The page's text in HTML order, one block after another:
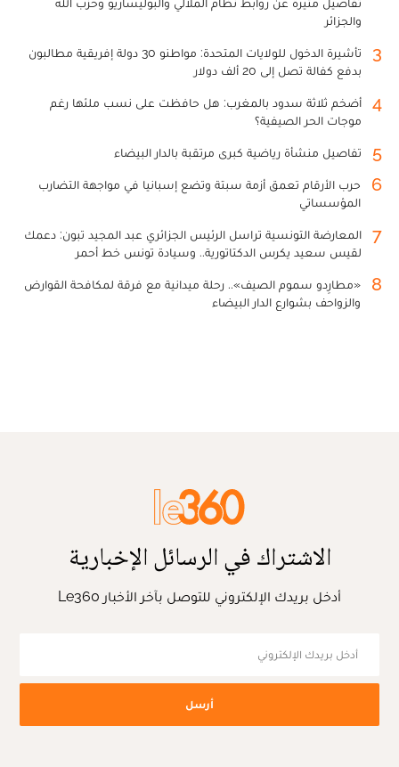
والجزائر
3
تأشيرة الدخول للولايات المتحدة: مواطنو 30 دولة إفريقية مطالبون
بدفع كفالة تصل إلى 20 ألف دولار
4
أضخم ثلاثة سدود بالمغرب: هل حافظت على نسب ملئها رغم
موجات الحر الصيفية؟
5 تفاصيل منشأة رياضية كبرى مرتقبة بالدار البيضاء
6
حرب الأرقام تعمق أزمة سبتة وتضع إسبانيا في مواجهة التضارب
المؤسساتي
7
المعارضة التونسية تراسل الرئيس الجزائري عبد المجيد تبون: دعمك
لقيس سعيد يكرس الدكتاتورية.. وسيادة تونس خط أحمر
8
«مطارِدو سموم الصيف».. رحلة ميدانية مع فرقة لمكافحة القوارض
والزواحف بشوارع الدار البيضاء
الاشتراك في الرسائل الإخبارية
أدخل بريدك الإلكتروني للتوصل بآخر الأخبار Le360
أرسل